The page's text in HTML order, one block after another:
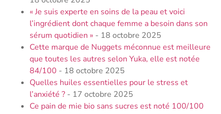
« Je suis experte en soins de la peau et voici
l’ingrédient dont chaque femme a besoin dans son
sérum quotidien » - 18 octobre 2025
Cette marque de Nuggets méconnue est meilleure
que toutes les autres selon Yuka, elle est notée
84/100 - 18 octobre 2025
Quelles huiles essentielles pour le stress et
l’anxiété​ ? - 17 octobre 2025
Ce pain de mie bio sans sucres est noté 100/100